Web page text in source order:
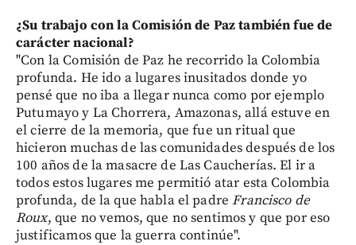
¿Su trabajo con la Comisión de Paz también fue de
carácter nacional?
"Con la Comisión de Paz he recorrido la Colombia
profunda. He ido a lugares inusitados donde yo
pensé que no iba a llegar nunca como por ejemplo
Putumayo y La Chorrera, Amazonas, allá estuve en
el cierre de la memoria, que fue un ritual que
hicieron muchas de las comunidades después de los
100 años de la masacre de Las Caucherías. El ir a
todos estos lugares me permitió atar esta Colombia
profunda, de la que habla el padreFrancisco de
Roux, que no vemos, que no sentimos y que por eso
justificamos que la guerra continúe".